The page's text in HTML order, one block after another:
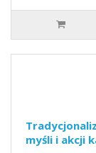
myśli i akcji